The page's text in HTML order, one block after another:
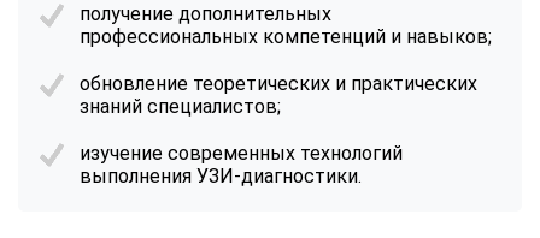
получение дополнительных
профессиональных компетенций и навыков;
обновление теоретических и практических
знаний специалистов;
изучение современных технологий
выполнения УЗИ-диагностики.